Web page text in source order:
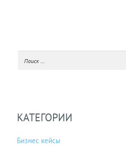
КАТЕГОРИИ
Бизнес кейсы